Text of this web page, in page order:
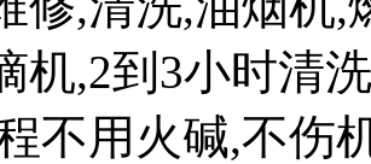
机,2到3小时清
不用火碱,不伤